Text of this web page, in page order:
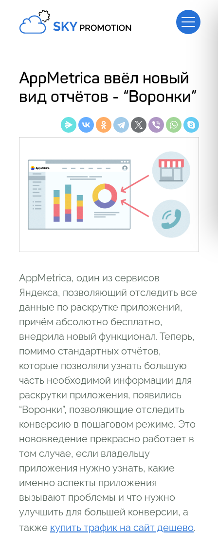
AppMetrica ввёл новый
вид отчётов - “Воронки”
AppMetrica, один из сервисов
Яндекса, позволяющий отследить все
данные по раскрутке приложений,
причём абсолютно бесплатно,
внедрила новый функционал. Теперь,
помимо стандартных отчётов,
которые позволяли узнать большую
часть необходимой информации для
раскрутки приложения, появились
“Воронки”, позволяющие отследить
конверсию в пошаговом режиме. Это
нововведение прекрасно работает в
том случае, если владельцу
приложения нужно узнать, какие
именно аспекты приложения
вызывают проблемы и что нужно
улучшить для большей конверсии, а
также купить трафик на сайт дешево.